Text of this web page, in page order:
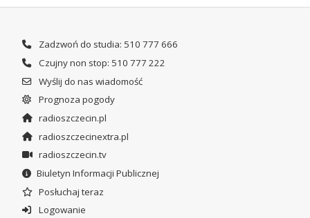
Zadzwoń do studia: 510 777 666
Czujny non stop: 510 777 222
Wyślij do nas wiadomość
Prognoza pogody
radioszczecin.pl
radioszczecinextra.pl
radioszczecin.tv
Biuletyn Informacji Publicznej
Posłuchaj teraz
Logowanie